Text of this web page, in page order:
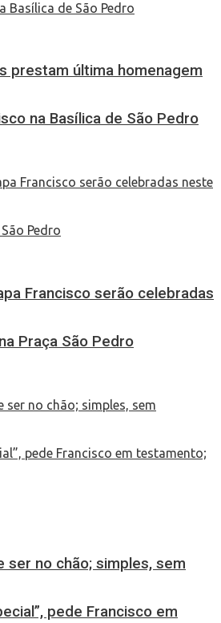
prestam última homenagem
na Basílica de São Pedro
Francisco serão celebradas
Praça São Pedro
ser no chão; simples, sem
pede Francisco em